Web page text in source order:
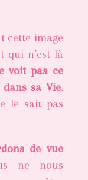
cette image
qui n’est là
voit pas ce
sa Vie.
le sait pas
de vue
ne nous